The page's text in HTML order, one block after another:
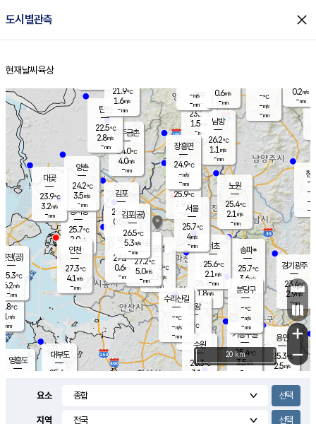
도시별관측 close
홈
현재날씨 육상
의도
℃
m/s
mm
영흥도
양주
23.1℃
1.5
-mm
과천
25.4℃
1.8m/s
- mm
용인
25.3℃
2.5m/s
경기광주
23.4℃
2.9m/s
-mm
대부도
25.6
경서동
25.7℃
2.0m/s
-mm
파주금촌
24.0℃
4.0m/s
-mm
-℃
-m/s
-mm
대곶
23.9℃
3.2m/s
-mm
창
-
-m/
-
탄현
22.5℃
2.8m/s
-mm
0.2m/s
-mm
의왕
- ℃
m/s
mm
김포
25.9℃
0.5 m/s
mm
광명
27.0
℃
2.3 m/s
-mm
부천
27.1℃
0.6m/s
-mm
양촌
24.2℃
3.5m/s
-mm
구로
27.2℃
5.0m/s
-mm
은평
25.9℃
2.9 m/s
- mm
노원
25.4℃
2.1 m/s
-mm
송파*
25.7℃
3.6m/s
-mm
서초
25.6℃
2.1 m/s
-mm
남방
26.2℃
1.1 m/s
-mm
기흥구갈
25.4℃
3.5m/s
-
수리산길
-℃
-m/s
-mm
분당구
-℃
-m/s
-mm
장흥면
24.9℃
-m/s
-mm
-m/s
-mm
인천(공)
25.3℃
6.2m/s
-mm
김포(공)
26.5℃
5.3m/s
-mm
수원
26.3℃
3.1 m/s
인천
27.3℃
4.1 m/s
-mm
서울
25.7℃
4m/s
-mm
21.9℃
1.6m/s
-mm
0.6m/s
-mm
+
−
20 km
요소
지역